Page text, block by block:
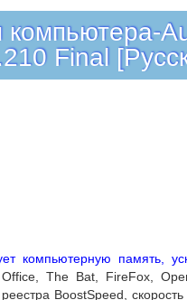
Final
компьютерную память,
The Bat, FireFox,
BoostSpeed, скорость